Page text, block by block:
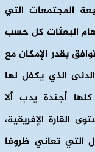
المجتمعات التي
البعثات كل حسب
بقدر الإمكان مع
الذي يكفل لها
كلها أجندة يدب ألا
القارة الإفريقية،
التي تعاني ظروفا